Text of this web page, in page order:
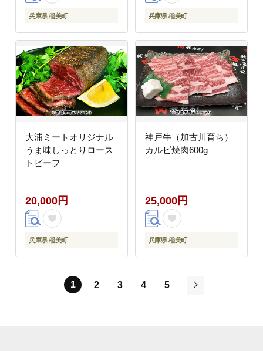
兵庫県 稲美町 兵庫県 稲美町
大浦ミートオリジナル
うま味しっとりロース
トビーフ
20,000円
兵庫県 稲美町
神戸牛（加古川育ち）
カルビ焼肉600g
25,000円
兵庫県 稲美町
1 2 3 4
5